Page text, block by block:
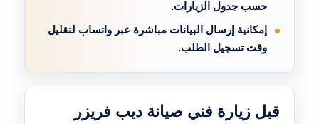
حسب جدول الزيارات.
إمكانية إرسال البيانات مباشرة عبر واتساب لتقليل
وقت تسجيل الطلب.
قبل زيارة فني صيانة ديب فريزر